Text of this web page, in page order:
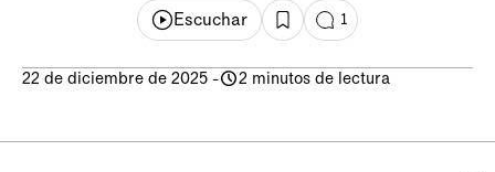
Escuchar 1
22 de diciembre de 2025 - 2 minutos de lectura